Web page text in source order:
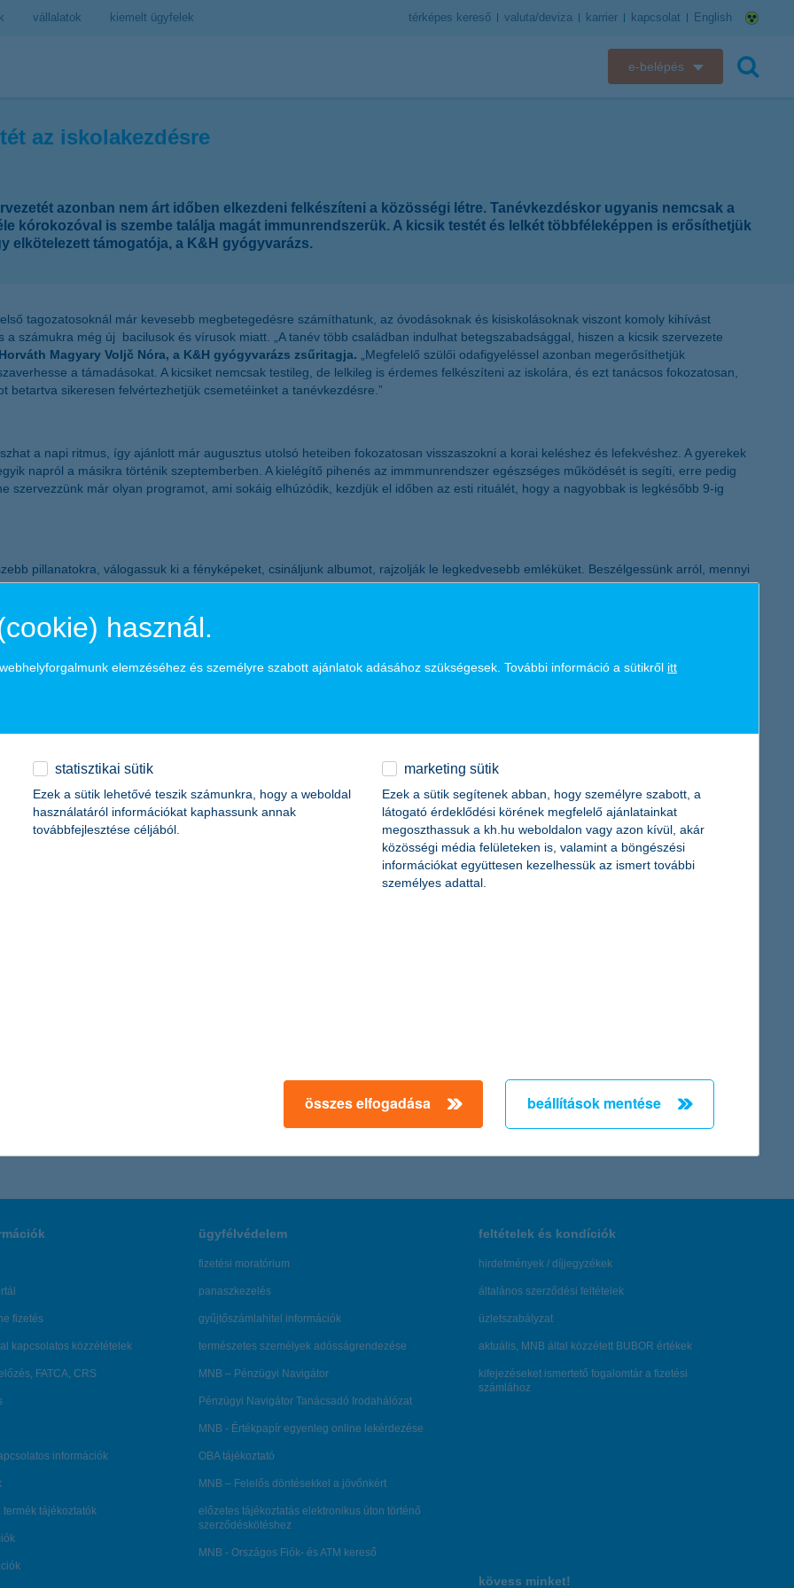
vállalatok kiemelt ügyfelek térképes kereső valuta/deviza karrier kapcsolat English
e-belépés
K&H SZÉP Kártya
K&H e-kártyafelület
az iskolakezdésre
azonban nem árt időben elkezdeni felkészíteni a közösségi létre. Tanévkezdéskor ugyanis nemcsak a
kórokozóval is szembe találja magát immunrendszerük. A kicsik testét és lelkét többféleképpen is erősíthetjük
elkötelezett támogatója, a K&H gyógyvarázs.
tagozatosoknál már kevesebb megbetegedésre számíthatunk, az óvodásoknak és kisiskolásoknak viszont komoly kihívást
számukra még új bacilusok és vírusok miatt. „A tanév több családban indulhat betegszabadsággal, hiszen a kicsik szervezete
Horváth Magyary Voljč Nóra, a K&H gyógyvarázs zsűritagja. „Megfelelő szülői odafigyeléssel azonban megerősíthetjük
a támadásokat. A kicsiket nemcsak testileg, de lelkileg is érdemes felkészíteni az iskolára, és ezt tanácsos fokozatosan,
sikeresen felvértezhetjük csemetéinket a tanévkezdésre.”
a napi ritmus, így ajánlott már augusztus utolsó heteiben fokozatosan visszaszokni a korai keléshez és lefekvéshez. A gyerekek
napról a másikra történik szeptemberben. A kielégítő pihenés az immmunrendszer egészséges működését is segíti, erre pedig
szervezzünk már olyan programot, ami sokáig elhúzódik, kezdjük el időben az esti rituálét, hogy a nagyobbak is legkésőbb 9-ig
pillanatokra, válogassuk ki a fényképeket, csináljunk albumot, rajzolják le legkedvesebb emléküket. Beszélgessünk arról, mennyi
így jobban ráhangolódhatnak az iskolára. A mentális egészségre a tanévkezdés után is figyeljünk, a minőségi együtt töltött
így amikor újra bekerülnek egy többszáz fős intézménybe, immunrendszerük hirtelen többféle kórokozóval is találkozhat rövid
a közösségi léthez, hiszen a vitamin- és ásványianyag-raktáraknak időre van szüksége a feltöltődéshez. Az őszi időszakban
jóval magasabb, mint a félig éretten leszedett, távolról szállított áruké. A zöldségek és gyümölcsök rosttartalma a bélflórának is jót
akár 15 fok eltérés is lehet a reggeli és délutáni időszak között. Ráadásul egyik napról a másikra is jelentősen megváltozhat a
tudnak a hőingadozáshoz, és a megfázás, vagy épp a kimelegedés elkerülhető. Gondoljuk át gyermekeink ruhatárát,
esős időben szüksége lesz, mert könnyen lehet, hogy akár már az ősz első napjain beköszönt a hűvös idő.
fizetés
kapcsolatos közzétételek
FATCA, CRS
információk
termék tájékoztatók
ügyfélvédelem
fizetési moratórium
panaszkezelés
gyűjtőszámlahitel információk
természetes személyek adósságrendezése
MNB – Pénzügyi Navigátor
Pénzügyi Navigátor Tanácsadó Irodahálózat
MNB - Értékpapír egyenleg online lekérdezése
OBA tájékoztató
MNB – Felelős döntésekkel a jövőnkért
előzetes tájékoztatás elektronikus úton történő
szerződéskötéshez
MNB - Országos Fiók- és ATM kereső
feltételek és kondíciók
hirdetmények / díjjegyzékek
általános szerződési feltételek
üzletszabályzat
aktuális, MNB által közzétett BUBOR értékek
kifejezéseket ismertető fogalomtár a fizetési
számlához
kövess minket!
használ.
elemzéséhez és személyre szabott ajánlatok adásához szükségesek. További információ a sütikről itt
statisztikai sütik
Ezek a sütik lehetővé teszik számunkra, hogy a weboldal
használatáról információkat kaphassunk annak
továbbfejlesztése céljából.
marketing sütik
Ezek a sütik segítenek abban, hogy személyre szabott, a
látogató érdeklődési körének megfelelő ajánlatainkat
megoszthassuk a kh.hu weboldalon vagy azon kívül, akár
közösségi média felületeken is, valamint a böngészési
információkat együttesen kezelhessük az ismert további
személyes adattal.
összes elfogadása beállítások mentése